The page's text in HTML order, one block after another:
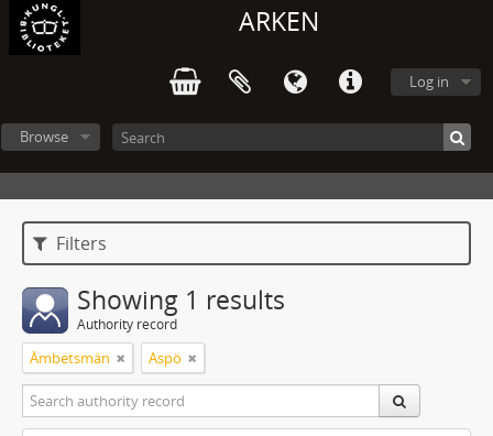
ARKEN
Log in
Browse
Filters
Showing 1 results
Authority record
Ämbetsmän Aspö